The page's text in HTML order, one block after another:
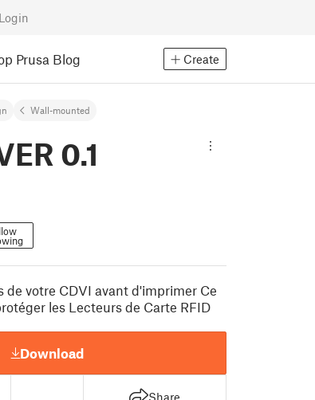
Login
Prusa Blog Create
Wall-mounted
0.1
de votre CDVI avant d'imprimer Ce
les Lecteurs de Carte RFID
Download
Share